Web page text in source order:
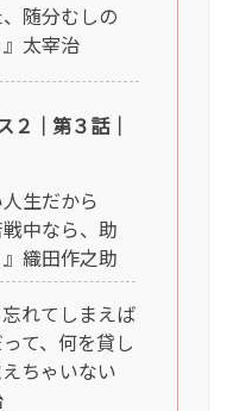
、随分むしの
太宰治
２｜第３話｜
人生だから
中なら、助
織田作之助
忘れてしまえば
て、何を貸し
ちゃいない